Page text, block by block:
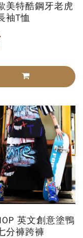
美特酷鋼牙老虎
袖T恤
英文創意塗鴨
分褲跨褲